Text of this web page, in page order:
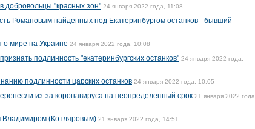
добровольцы "красных зон" 24 января 2022 года, 11:08
Романовым найденных под Екатеринбургом останков - бывший
о мире на Украине 24 января 2022 года, 10:08
подлинность "екатеринбургских останков" 24 января 2022 года,
подлинности царских останков 24 января 2022 года, 10:05
из-за коронавируса на неопределенный срок 21 января 2022 года,
Владимиром (Котляровым) 21 января 2022 года, 14:51